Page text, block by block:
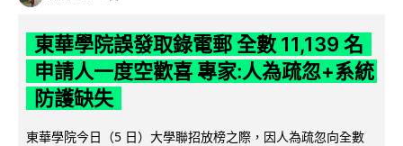
東華學院誤發取錄電郵 全數 11,139 名
申請人一度空歡喜 專家:人為疏忽+系統
防護缺失
東華學院今日（5 日）大學聯招放榜之際，因人為疏忽向全數